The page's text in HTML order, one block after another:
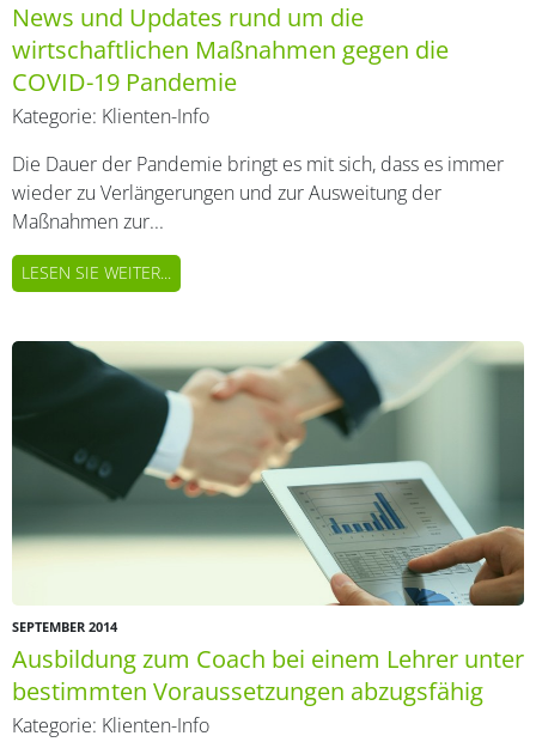
News und Updates rund um die
wirtschaftlichen Maßnahmen gegen die
COVID-19 Pandemie
Kategorie: Klienten-Info
Die Dauer der Pandemie bringt es mit sich, dass es immer
wieder zu Verlängerungen und zur Ausweitung der
Maßnahmen zur...
LESEN SIE WEITER...
SEPTEMBER 2014
Ausbildung zum Coach bei einem Lehrer unter
bestimmten Voraussetzungen abzugsfähig
Kategorie: Klienten-Info